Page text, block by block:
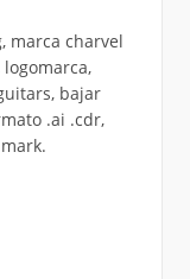
marca charvel
bajar
.ai .cdr,